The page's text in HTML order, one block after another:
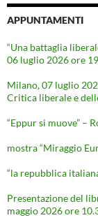
APPUNTAMENTI
“Una battaglia
06 luglio 2026 ore
Milano, 07 luglio
Critica liberale e
“Eppur si muove” –
mostra “Miraggio
“la repubblica
Presentazione del
maggio 2026 ore